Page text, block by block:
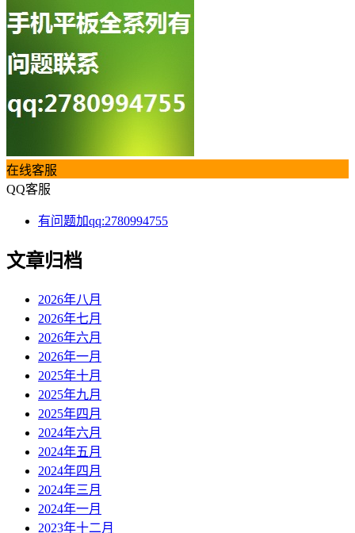
在线客服
QQ客服
有问题加qq:2780994755
文章归档
2026年八月
2026年七月
2026年六月
2026年一月
2025年十月
2025年九月
2025年四月
2024年六月
2024年五月
2024年四月
2024年三月
2024年一月
2023年十二月